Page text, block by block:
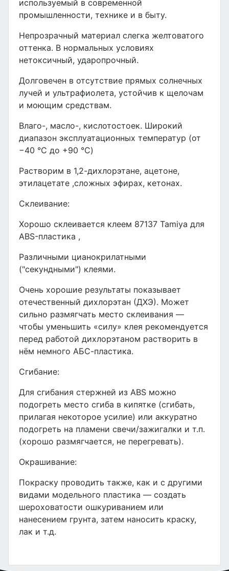
используемый в современной
промышленности, технике и в быту.
Непрозрачный материал слегка желтоватого
оттенка. В нормальных условиях
нетоксичный, ударопрочный.
Долговечен в отсутствие прямых солнечных
лучей и ультрафиолета, устойчив к щелочам
и моющим средствам.
Влаго-, масло-, кислотостоек. Широкий
диапазон эксплуатационных температур (от
−40 °C до +90 °C)
Растворим в 1,2-дихлорэтане, ацетоне,
этилацетате ,сложных эфирах, кетонах.
Склеивание:
Хорошо склеивается клеем 87137 Tamiya для
ABS-пластика ,
Различными цианокрилатными
("секундными") клеями.
Очень хорошие результаты показывает
отечественный дихлорэтан (ДХЭ). Может
сильно размягчать место склеивания —
чтобы уменьшить «силу» клея рекомендуется
перед работой дихлорэтаном растворить в
нём немного АБС-пластика.
Сгибание:
Для сгибания стержней из ABS можно
подогреть место сгиба в кипятке (сгибать,
прилагая некоторое усилие) или аккуратно
подогреть на пламени свечи/зажигалки и т.п.
(хорошо размягчается, не перегревать).
Окрашивание:
Покраску проводить также, как и с другими
видами модельного пластика — создать
шероховатости ошкуриванием или
нанесением грунта, затем наносить краску,
лак и т.д.